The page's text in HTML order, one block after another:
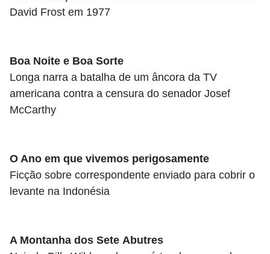
David Frost em 1977
Boa Noite e Boa Sorte
Longa narra a batalha de um âncora da TV
americana contra a censura do senador Josef
McCarthy
O Ano em que vivemos perigosamente
Ficção sobre correspondente enviado para cobrir o
levante na Indonésia
A Montanha dos Sete Abutres